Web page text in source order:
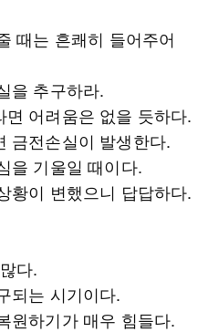
때는 흔쾌히 들어주어
을 추구하라.
어려움은 없을 듯하다.
금전손실이 발생한다.
을 기울일 때이다.
황이 변했으니 답답하다.
다.
되는 시기이다.
원하기가 매우 힘들다.